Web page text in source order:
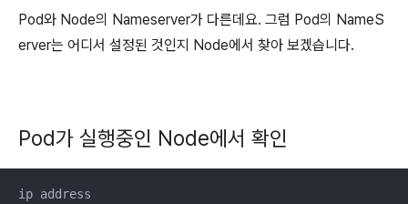
Pod와 Node의 Nameserver가 다른데요. 그럼 Pod의 NameS
erver는 어디서 설정된 것인지 Node에서 찾아 보겠습니다.
Pod가 실행중인 Node에서 확인
ip address